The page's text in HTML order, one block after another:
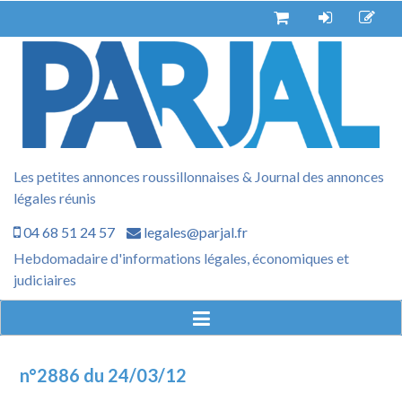
Les petites annonces roussillonnaises & Journal des annonces
légales réunis
04 68 51 24 57
legales@parjal.fr
Hebdomadaire d'informations légales, économiques et
judiciaires
n°2886 du 24/03/12